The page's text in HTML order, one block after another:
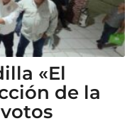
«El
de la